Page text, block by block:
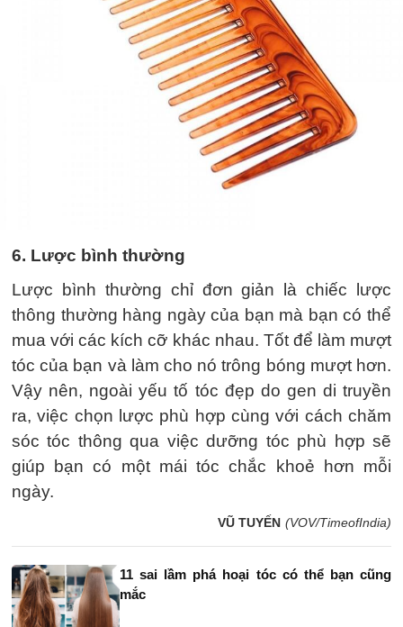
6. Lược bình thường
Lược bình thường chỉ đơn giản là chiếc lược
thông thường hàng ngày của bạn mà bạn có thể
mua với các kích cỡ khác nhau. Tốt để làm mượt
tóc của bạn và làm cho nó trông bóng mượt hơn.
Vậy nên, ngoài yếu tố tóc đẹp do gen di truyền
ra, việc chọn lược phù hợp cùng với cách chăm
sóc tóc thông qua việc dưỡng tóc phù hợp sẽ
giúp bạn có một mái tóc chắc khoẻ hơn mỗi
ngày.
VŨ TUYẾN (VOV/TimeofIndia)
11 sai lầm phá hoại tóc có thể bạn cũng
mắc